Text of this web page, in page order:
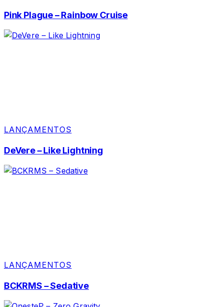
Pink Plague – Rainbow Cruise
LANÇAMENTOS
DeVere – Like Lightning
LANÇAMENTOS
BCKRMS – Sedative